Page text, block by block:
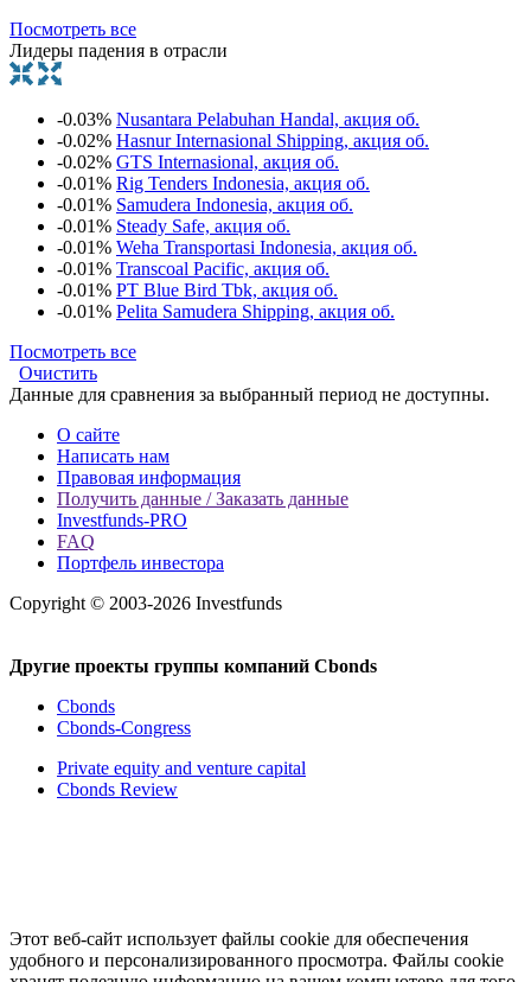
Посмотреть все
Лидеры падения в отрасли
-0.03% Nusantara Pelabuhan Handal, акция об.
-0.02% Hasnur Internasional Shipping, акция об.
-0.02% GTS Internasional, акция об.
-0.01% Rig Tenders Indonesia, акция об.
-0.01% Samudera Indonesia, акция об.
-0.01% Steady Safe, акция об.
-0.01% Weha Transportasi Indonesia, акция об.
-0.01% Transcoal Pacific, акция об.
-0.01% PT Blue Bird Tbk, акция об.
-0.01% Pelita Samudera Shipping, акция об.
Посмотреть все
Очистить
Данные для сравнения за выбранный период не доступны.
О сайте
Написать нам
Правовая информация
Получить данные / Заказать данные
Investfunds-PRO
FAQ
Портфель инвестора
Copyright © 2003-2026 Investfunds
Другие проекты группы компаний Cbonds
Cbonds
Cbonds-Congress
Private equity and venture capital
Cbonds Review
Этот веб-сайт использует файлы cookie для обеспечения
удобного и персонализированного просмотра. Файлы cookie